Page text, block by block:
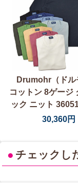
Drumohr（ドル
コットン 8ゲージ
ック ニット
30,360円
● チェックし